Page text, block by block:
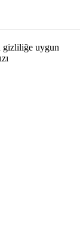
gizliliğe uygun